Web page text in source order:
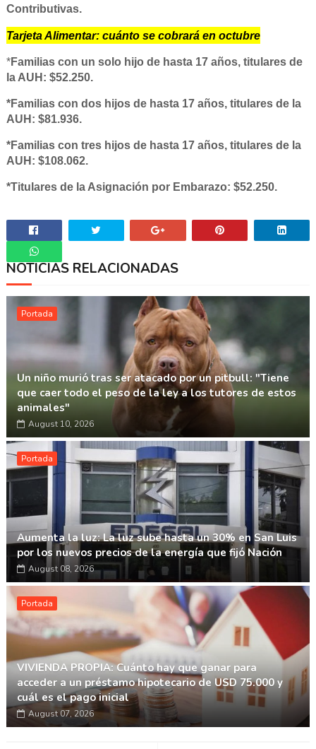
Contributivas.
Tarjeta Alimentar: cuánto se cobrará en octubre
*Familias con un solo hijo de hasta 17 años, titulares de
la AUH: $52.250.
*Familias con dos hijos de hasta 17 años, titulares de la
AUH: $81.936.
*Familias con tres hijos de hasta 17 años, titulares de la
AUH: $108.062.
*Titulares de la Asignación por Embarazo: $52.250.
Whatsapp
NOTICIAS RELACIONADAS
Portada
Un niño murió tras ser atacado por un pitbull: "Tiene
que caer todo el peso de la ley a los tutores de estos
animales"
August 10, 2026
Portada
Aumenta la luz: La luz sube hasta un 30% en San Luis
por los nuevos precios de la energía que fijó Nación
August 08, 2026
Portada
VIVIENDA PROPIA: Cuánto hay que ganar para
acceder a un préstamo hipotecario de USD 75.000 y
cuál es el pago inicial
August 07, 2026